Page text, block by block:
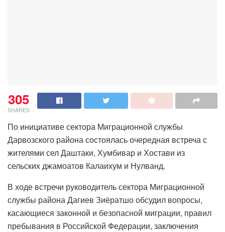
305
SHARES
По инициативе сектора Миграционной службы
Дарвозского района состоялась очередная встреча с
жителями сел Даштаки, Хумбивар и Хостави из
сельских джамоатов Калаихум и Нулванд.
В ходе встречи руководитель сектора Миграционной
службы района Дагиев Зиёратшо обсудил вопросы,
касающиеся законной и безопасной миграции, правил
пребывания в Российской Федерации, заключения